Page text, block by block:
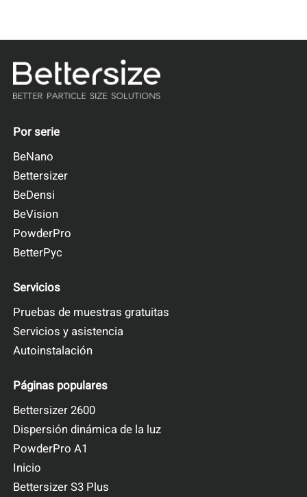
Por serie
BeNano
Bettersizer
BeDensi
BeVision
PowderPro
BetterPyc
Servicios
Pruebas de muestras gratuitas
Servicios y asistencia
Autoinstalación
Páginas populares
Bettersizer 2600
Dispersión dinámica de la luz
PowderPro A1
Inicio
Bettersizer S3 Plus